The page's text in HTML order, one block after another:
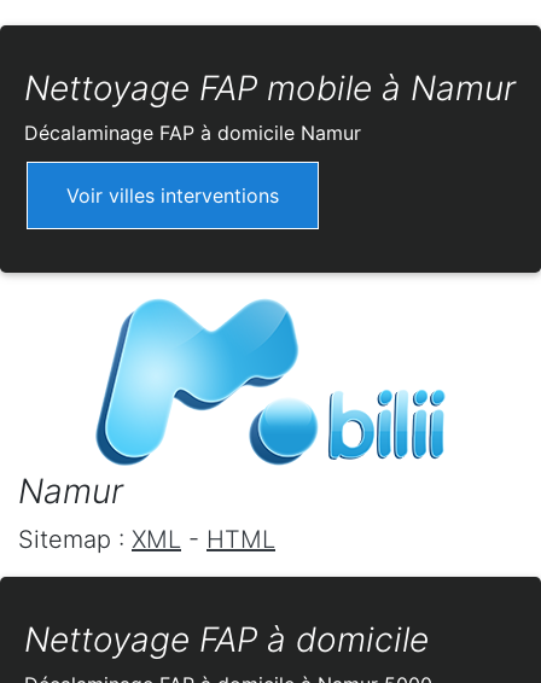
Nettoyage FAP mobile à Namur
Décalaminage FAP à domicile Namur
Voir villes interventions
Namur
Sitemap : XML - HTML
Nettoyage FAP à domicile